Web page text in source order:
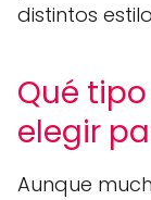
distintos
Qué
elegir
Aunque